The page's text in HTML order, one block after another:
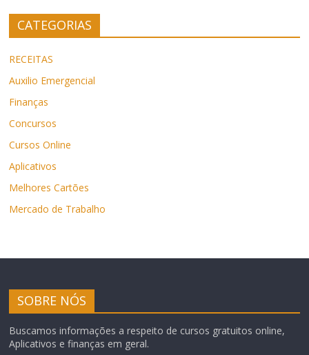
CATEGORIAS
RECEITAS
Auxilio Emergencial
Finanças
Concursos
Cursos Online
Aplicativos
Melhores Cartões
Mercado de Trabalho
SOBRE NÓS
Buscamos informações a respeito de cursos gratuitos online,
Aplicativos e finanças em geral.